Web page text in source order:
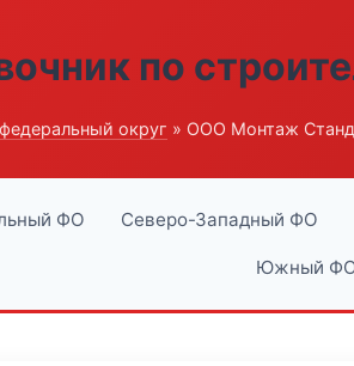
по
округ » ООО Монтаж
ФО Северо-Западный ФО
Южный